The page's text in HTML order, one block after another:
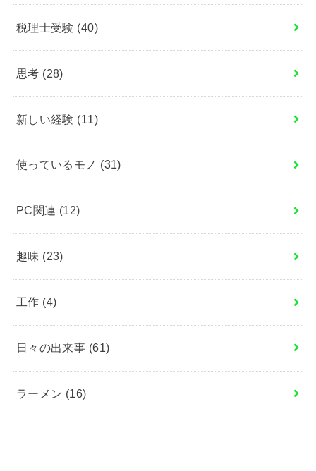
税理士受験 (40)
思考 (28)
新しい経験 (11)
使っているモノ (31)
PC関連 (12)
趣味 (23)
工作 (4)
日々の出来事 (61)
ラーメン (16)